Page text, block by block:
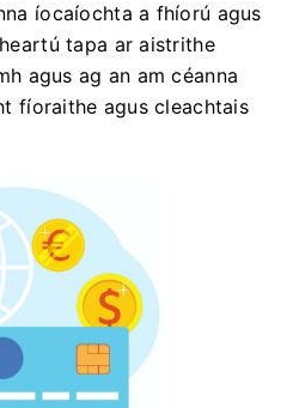
íocaíochta a fhíorú agus
tapa ar aistrithe
agus ag an am céanna
fíoraithe agus cleachtais